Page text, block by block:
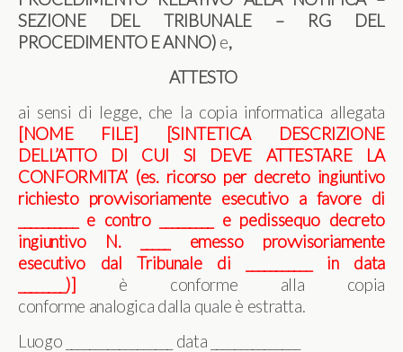
SEZIONE DEL TRIBUNALE – RG DEL
PROCEDIMENTO E ANNO) e,
ATTESTO
ai sensi di legge, che la copia informatica allegata
[NOME FILE]
[SINTETICA DESCRIZIONE
DELL’ATTO DI CUI SI DEVE ATTESTARE LA
CONFORMITA’ (es. ricorso per decreto ingiuntivo
richiesto provvisoriamente esecutivo a favore di
__________ e contro _________ e pedissequo decreto
ingiuntivo N. _____ emesso provvisoriamente
esecutivo dal Tribunale di ___________ in data
________)]
è conforme alla copia
conforme analogica dalla quale è estratta.
Luogo __________________ data _______________